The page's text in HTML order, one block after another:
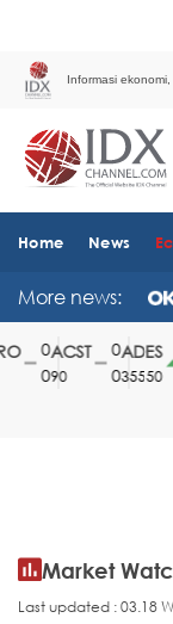
Informasi
Home News
More news:
ACST
90
ADES
35550
Market
Last updated : 03.18